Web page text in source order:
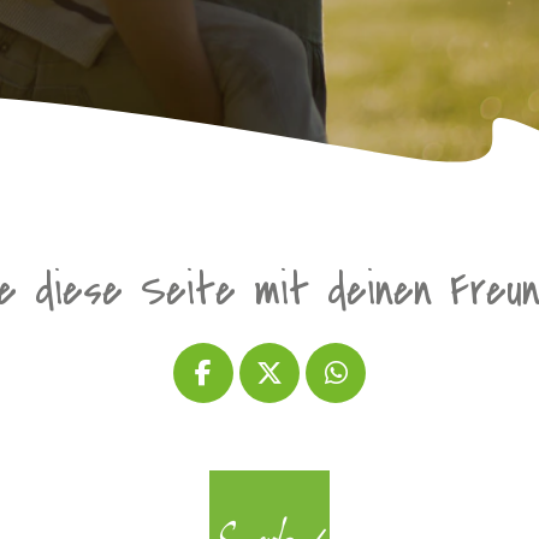
diese Seite mit deinen